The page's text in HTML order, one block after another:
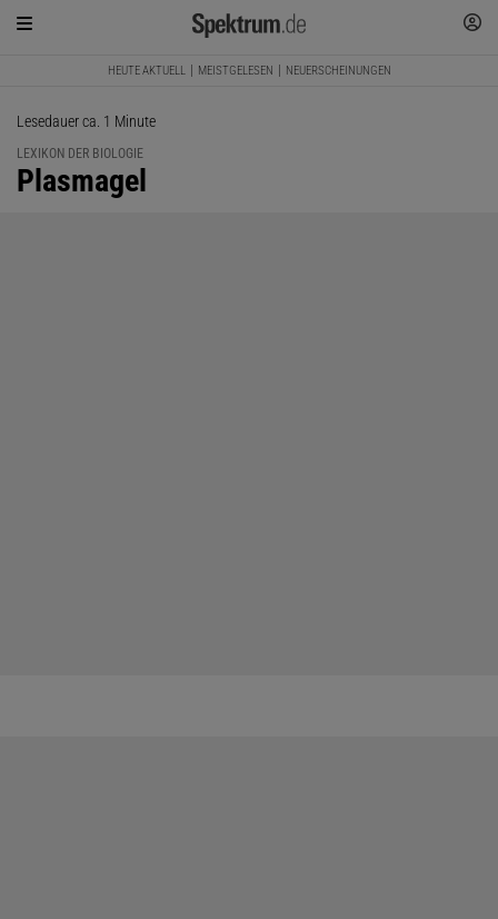
HEUTE AKTUELL MEISTGELESEN NEUERSCHEINUNGEN
Lesedauer ca. 1 Minute
LEXIKON DER BIOLOGIE
:
Plasmagel